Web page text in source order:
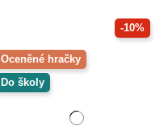
-10%
Oceněné hračky
Do školy